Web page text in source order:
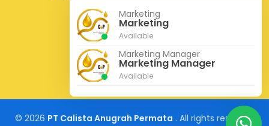
Konsultasi Gratis
Kontak Kami
© 2026 PT Calista Anugrah Permata . All rights reserved
Marketing
Marketing
Available
Marketing Manager
Marketing Manager
Available